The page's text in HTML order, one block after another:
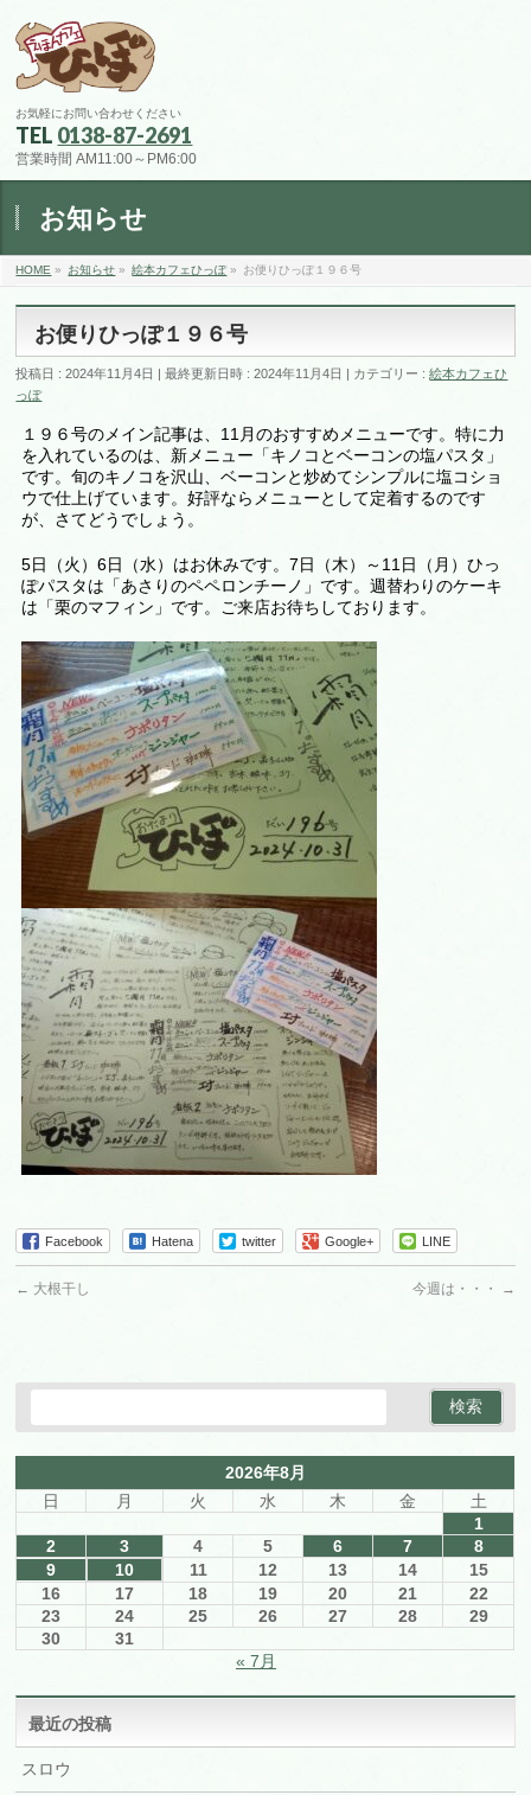
お気軽にお問い合わせください
TEL 0138-87-2691
営業時間 AM11:00～PM6:00
お知らせ
HOME » お知らせ » 絵本カフェひっぽ» お便りひっぽ１９６号
お便りひっぽ１９６号
投稿日 : 2024年11月4日 最終更新日時 : 2024年11月4日 カテゴリー :絵本カフェひ
っぽ
１９６号のメイン記事は、11月のおすすめメニューです。特に力
を入れているのは、新メニュー「キノコとベーコンの塩パスタ」
です。旬のキノコを沢山、ベーコンと炒めてシンプルに塩コショ
ウで仕上げています。好評ならメニューとして定着するのです
が、さてどうでしょう。
5日（火）6日（水）はお休みです。7日（木）～11日（月）ひっ
ぽパスタは「あさりのペペロンチーノ」です。週替わりのケーキ
は 「栗のマフィン 」です。ご来店お待ちしております。
Facebook Hatena twitter Google+ LINE
← 大根干し 今週は・・・ →
2026年8月
日
月 火 水 木 金
土
1
2
3 4 5 6 7
8
9
10 11 12 13 14
15
16
17 18 19 20 21
22
23
24 25 26 27 28
29
30
31
« 7月
最近の投稿
スロウ